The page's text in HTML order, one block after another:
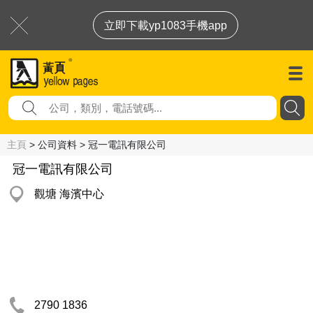
立即下載yp1083手機app
主頁 > 公司資料 > 冠一電訊有限公司
冠一電訊有限公司
觀塘 海濱中心
2790 1836